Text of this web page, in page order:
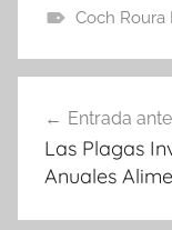
Coch Roura
de
entradas
Entrada
Las Plagas
Anuales